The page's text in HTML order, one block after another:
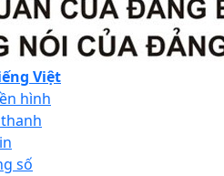
Việt
hình
số